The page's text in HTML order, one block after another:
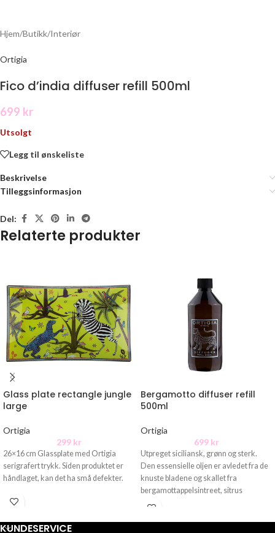
Hjem/Butikk/Interiør
Ortigia
Fico d’india diffuser refill 500ml
699 kr
Utsolgt
Legg til ønskeliste
Beskrivelse
Tilleggsinformasjon
Del:
Relaterte produkter
Glass plate rectangle jungle
large
Ortigia
299 kr
26×16 cm Glassplate med Ortigia
serigrafert trykk. Siden produktet er
håndlaget, kan det ha små defekter.
Bergamotto diffuser refill
500ml
Ortigia
699 kr
Utpreget siciliansk, grønn og sterk.
Den essensielle oljen er avledet fra de
knuste bladene og skallet fra
bergamottappelsintreet, sitrus
aurantium
KUNDESERVICE